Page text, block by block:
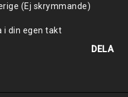
(Ej skrymmande)
i din egen takt
DELA